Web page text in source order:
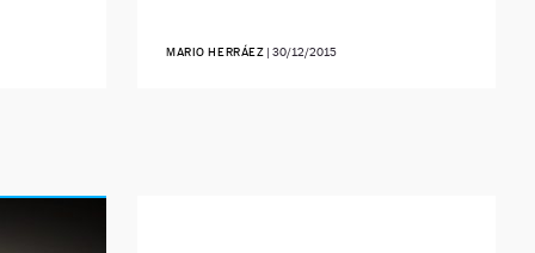
MARIO HERRÁEZ |30/12/2015